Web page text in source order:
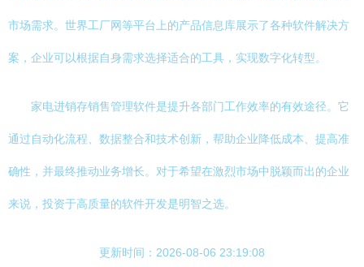
市场需求。世界工厂网等平台上的产品信息库展示了各种软件解决方
案，企业可以根据自身需求选择适合的工具，实现数字化转型。
家电进销存销售管理软件是提升各部门工作效率的有效途径。它
通过自动化流程、数据整合和技术创新，帮助企业降低成本、提高准
确性，并最终推动业务增长。对于希望在激烈市场中脱颖而出的企业
来说，投资于高质量的软件开发是明智之选。
更新时间：2026-08-06 23:19:08